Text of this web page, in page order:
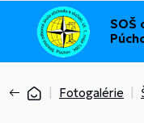
SOŠ
Fotogalérie